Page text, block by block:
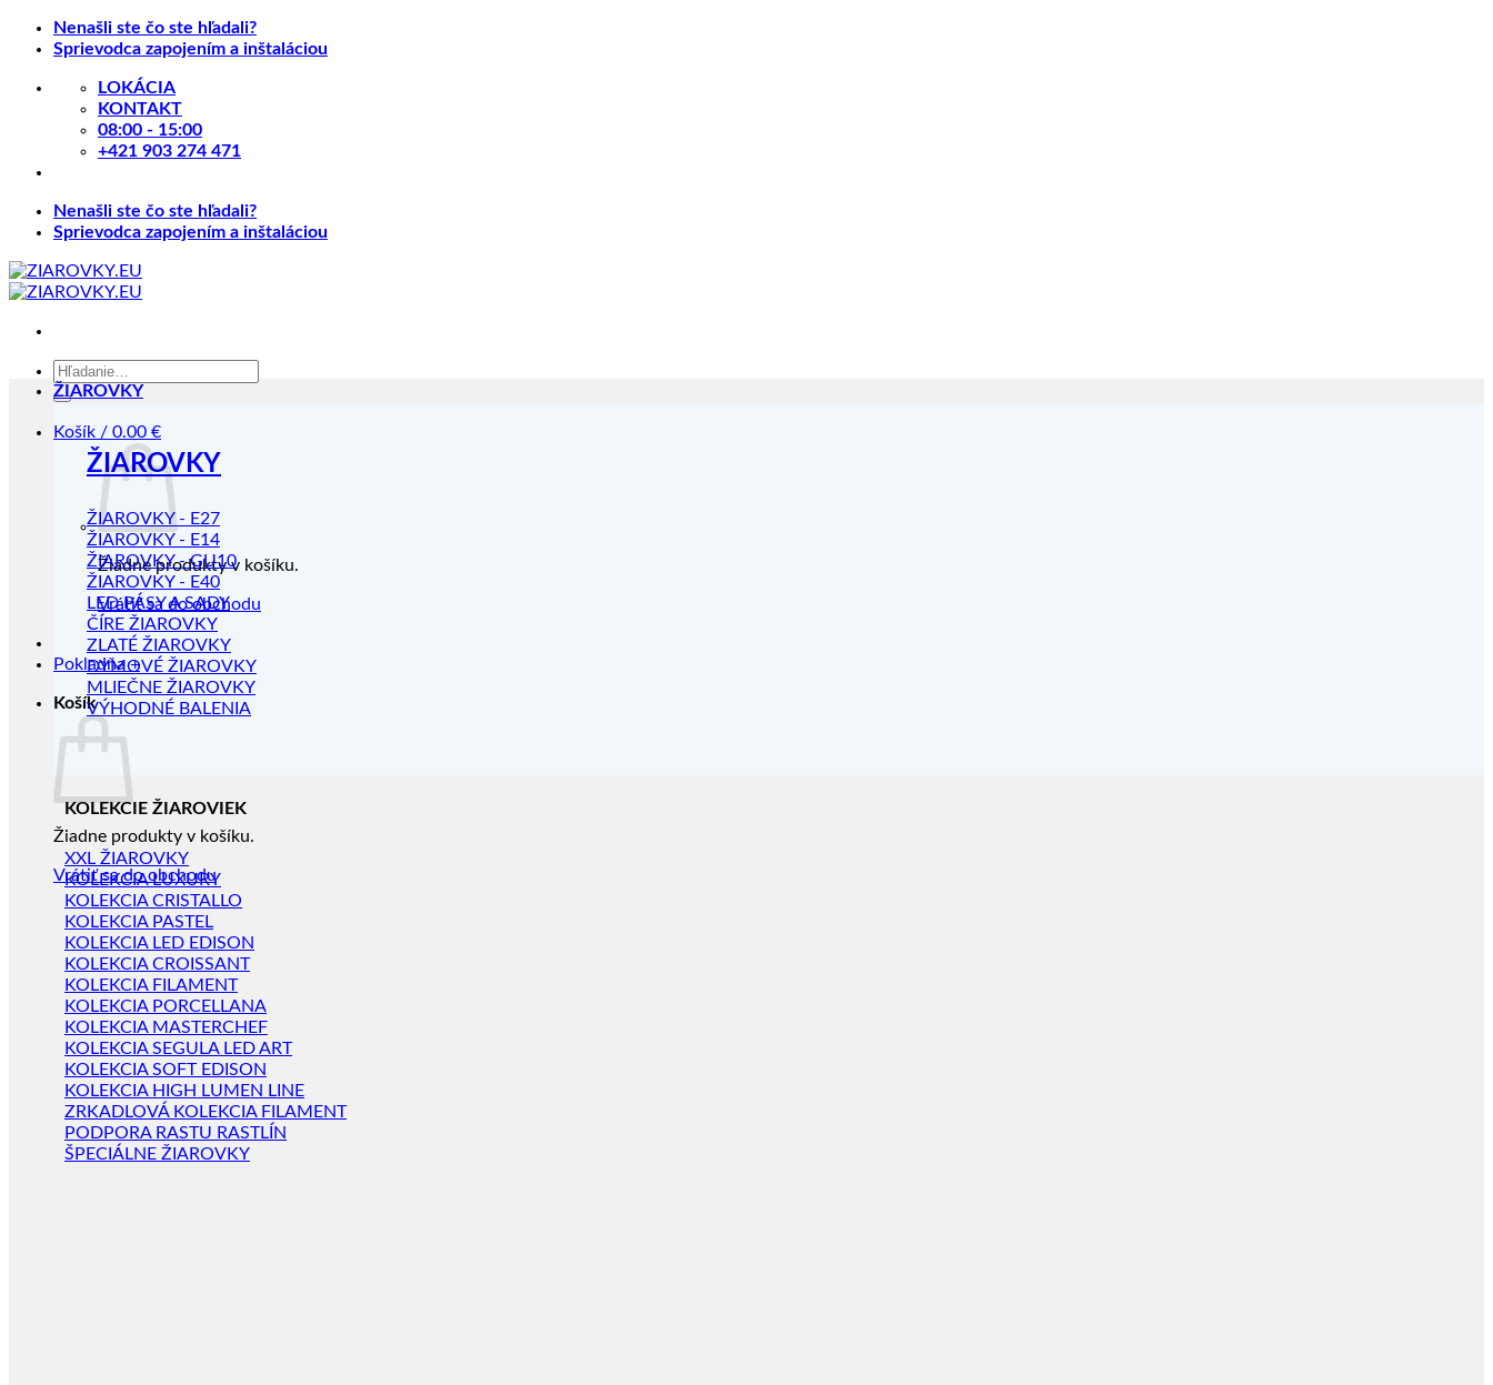
Skip
Nenašli ste čo ste hľadali?
Sprievodca zapojením a inštaláciou
LOKÁCIA
KONTAKT
08:00 - 15:00
+421 903 274 471
Nenašli ste čo ste hľadali?
Sprievodca zapojením a inštaláciou
Hľadať:
Košík / 0.00 €
Žiadne produkty v košíku.
Vrátiť sa do obchodu
Pokladňa +
Košík
Žiadne produkty v košíku.
Vrátiť sa do obchodu
ŽIAROVKY
ŽIAROVKY
ŽIAROVKY - E27
ŽIAROVKY - E14
ŽIAROVKY - GU10
ŽIAROVKY - E40
LED PÁSY A SADY
ČÍRE ŽIAROVKY
ZLATÉ ŽIAROVKY
DYMOVÉ ŽIAROVKY
MLIEČNE ŽIAROVKY
VÝHODNÉ BALENIA
KOLEKCIE ŽIAROVIEK
XXL ŽIAROVKY
KOLEKCIA LUXURY
KOLEKCIA CRISTALLO
KOLEKCIA PASTEL
KOLEKCIA LED EDISON
KOLEKCIA CROISSANT
KOLEKCIA FILAMENT
KOLEKCIA PORCELLANA
KOLEKCIA MASTERCHEF
KOLEKCIA SEGULA LED ART
KOLEKCIA SOFT EDISON
KOLEKCIA HIGH LUMEN LINE
ZRKADLOVÁ KOLEKCIA FILAMENT
PODPORA RASTU RASTLÍN
ŠPECIÁLNE ŽIAROVKY